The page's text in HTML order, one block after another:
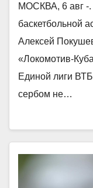
МОСКВА, 6 авг -
баскетбольной
Алексей
«Локомотив-
Единой лиги
сербом не…